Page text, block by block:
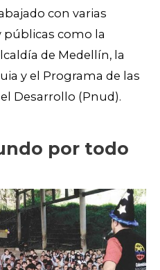
con varias
públicas como la
de Medellín, la
y el Programa de las
Desarrollo (Pnud).
por todo